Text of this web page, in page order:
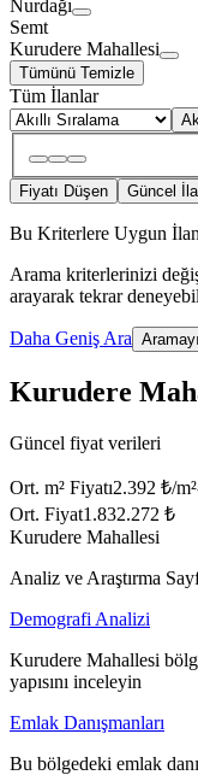
Nurdağı
Semt
Kurudere Mahallesi
Tümünü Temizle
Tüm İlanlar
Fiyatı Düşen Güncel
Bu Kriterlere Uygun
Arama kriterlerinizi
arayarak tekrar
Daha Geniş Ara
Kurudere
Güncel fiyat verileri
Ort. m² Fiyatı2.392 ₺/m²
Ort. Fiyat1.832.272 ₺
Kurudere Mahallesi
Analiz ve Araştırma
Demografi Analizi
Kurudere Mahallesi
yapısını inceleyin
Emlak Danışmanları
Bu bölgedeki emlak